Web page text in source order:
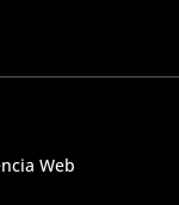
Web